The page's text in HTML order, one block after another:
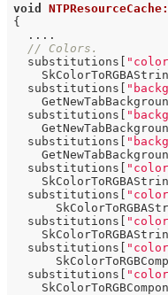
void
{
  ....
// Colors.
  substitutions[
  substitutions[
  substitutions[
  substitutions[
  substitutions[
  substitutions[
  substitutions[
  substitutions[
  substitutions[